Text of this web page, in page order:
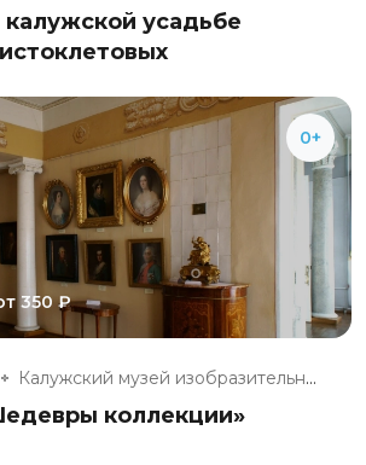
усадьбе
0+
350 ₽
Калужский музей изобразительны...
коллекции»